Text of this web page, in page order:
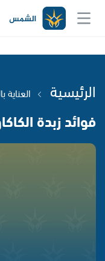
الرئيسية العناية
فوائد زبدة